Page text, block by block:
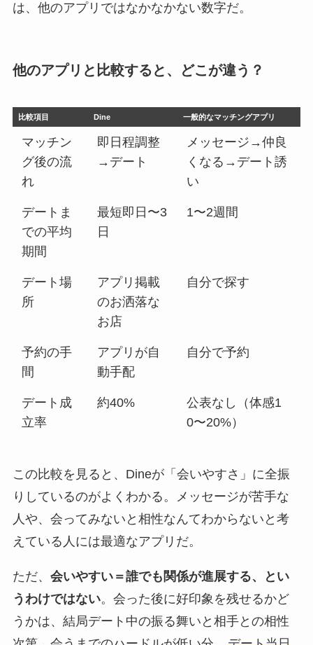
は、他のアプリではなかなかない数字だ。
他のアプリと比較すると、どこが違う？
比較項目 Dine 一般的なマッチングアプリ
マッチン
グ後の流
れ
即日程調整
→デート
メッセージ→仲良
くなる→デート誘
い
デートま
での平均
期間
最短即日〜3
日
1〜2週間
デート場
所
アプリ掲載
のお洒落な
お店
自分で探す
予約の手
間
アプリが自
動手配
自分で予約
デート成
立率
約40%
公表なし（体感1
0〜20%）
この比較を見ると、Dineが「会いやすさ」に全振
りしているのがよくわかる。メッセージが苦手な
人や、会ってみないと相性なんてわからないと考
えている人には最適なアプリだ。
ただ、 会いやすい＝誰でも関係が進展する、とい
うわけではない。会った後に好印象を残せるかど
うかは、結局デート中の振る舞いと相手との相性